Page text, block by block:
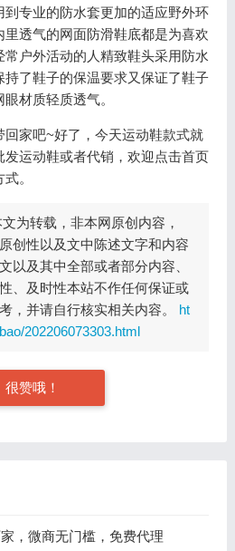
到专业的防水套更加的适应野外环
透气的网面防滑鞋底都是为喜欢
常户外活动的人精致鞋头采用防水
了鞋子的保温要求又保证了鞋子
材质轻质透气。
回家吧~好了，今天运动鞋款式就
运动鞋或者代销，欢迎点击首页
。
为转载，非本网原创内容，
创性以及文中陈述文字和内容
以及其中全部或者部分内容、
、及时性本站不作任何保证或
，并请自行核实相关内容。
ht
202206073303.html
很赞哦！
，微商无门槛，免费代理